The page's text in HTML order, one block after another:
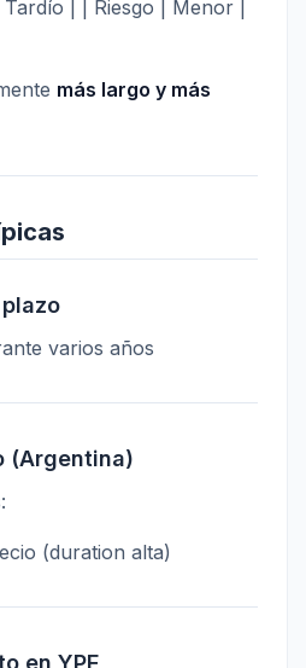
| | Riesgo | Menor |
más largo y más
varios años
(Argentina)
(duration alta)
en YPF